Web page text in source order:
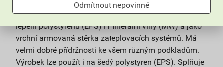
Vylepšená tenkovrstvá cementová hmota je určena k
lepení polystyrenu (EPS) i minerální vlny (MW) a jako
vrchní armovaná stěrka zateplovacích systémů. Má
velmi dobré přídržnosti ke všem různým podkladům.
Výrobek lze použít i na šedý polystyren (EPS). Splňuje
Odmítnout nepovinné